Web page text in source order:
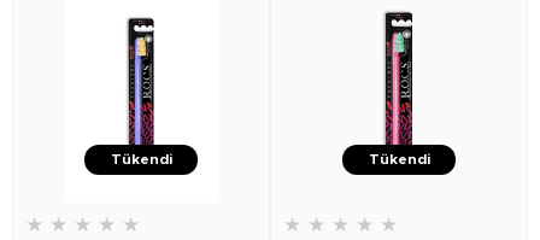
Tükendi
★ ★ ★ ★ ★
Tükendi
★ ★ ★ ★ ★